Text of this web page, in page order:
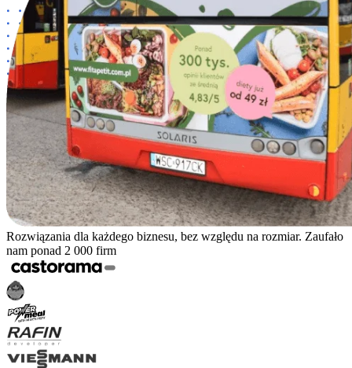
Rozwiązania dla każdego biznesu, bez względu na rozmiar. Zaufało
nam ponad 2 000 firm